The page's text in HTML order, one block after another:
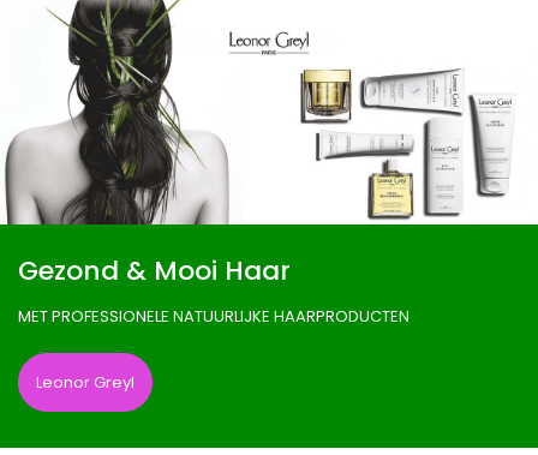
Gezond & Mooi Haar
MET PROFESSIONELE NATUURLIJKE HAARPRODUCTEN
Leonor Greyl